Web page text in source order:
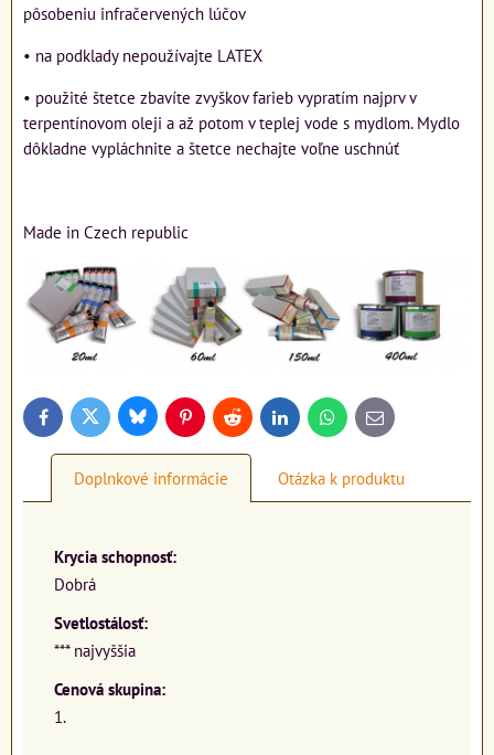
pôsobeniu infračervených lúčov
• na podklady nepoužívajte LATEX
• použité štetce zbavíte zvyškov farieb vypratím najprv v
terpentínovom oleji a až potom v teplej vode s mydlom. Mydlo
dôkladne vypláchnite a štetce nechajte voľne uschnúť
Made in Czech republic
FacebookTwitter BlueskyPinterestReddit LinkedInWhatsApp
E-
mail
Doplnkové informácie Otázka k produktu
Krycia schopnosť:
Dobrá
Svetlostálosť:
*** najvyššia
Cenová skupina:
1.